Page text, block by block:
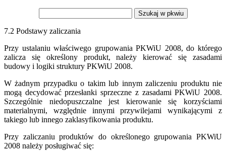
7.2 Podstawy zaliczania
Przy ustalaniu właściwego grupowania PKWiU 2008, do którego
zalicza się określony produkt, należy kierować się zasadami
budowy i logiki struktury PKWiU 2008.
W żadnym przypadku o takim lub innym zaliczeniu produktu nie
mogą decydować przesłanki sprzeczne z zasadami PKWiU 2008.
Szczególnie niedopuszczalne jest kierowanie się korzyściami
materialnymi, względnie innymi przywilejami wynikającymi z
takiego lub innego zaklasyfikowania produktu.
Przy zaliczaniu produktów do określonego grupowania PKWiU
2008 należy posługiwać się: